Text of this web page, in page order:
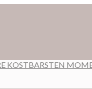
KOSTBARSTEN